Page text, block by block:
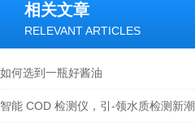
相关文章
RELEVANT ARTICLES
如何选到一瓶好酱油
智能 COD 检测仪，引-领水质检测新潮